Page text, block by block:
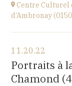
Go to site
Centre Culturel
d'Ambronay
Place de l'Abbaye
at10H
11.20.22
Portraits à
Chamond